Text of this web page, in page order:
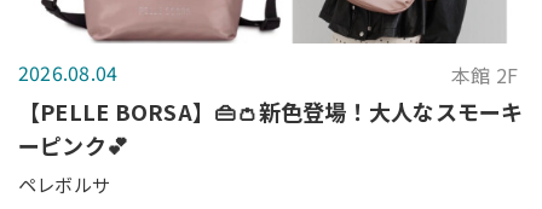
2026.08.04 本館 2F
【PELLE BORSA】👜👛新色登場！大人なスモーキ
ーピンク💕
ペレボルサ